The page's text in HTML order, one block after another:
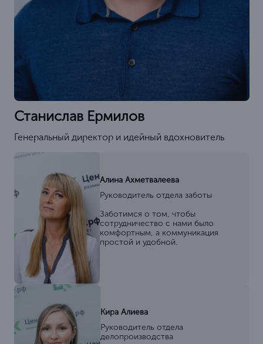
Станислав Ермилов
Генеральный директор и идейный вдохновитель
Алина Ахметвалеева
Руководитель отдела заботы
Заботимся о том, чтобы
сотрудничество с нами было
комфортным, а коммуникация
простой и удобной.
Кира Алиева
Руководитель отдела
делопроизводства